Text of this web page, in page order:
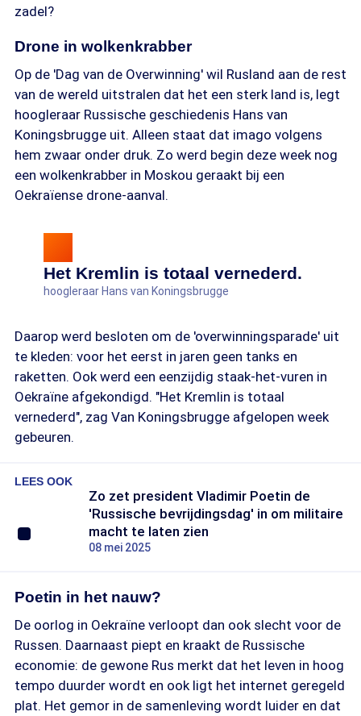
zadel?
Drone in wolkenkrabber
Op de 'Dag van de Overwinning' wil Rusland aan de rest
van de wereld uitstralen dat het een sterk land is, legt
hoogleraar Russische geschiedenis Hans van
Koningsbrugge uit. Alleen staat dat imago volgens
hem zwaar onder druk. Zo werd begin deze week nog
een wolkenkrabber in Moskou geraakt bij een
Oekraïense drone-aanval.
Het Kremlin is totaal vernederd.
hoogleraar Hans van Koningsbrugge
Daarop werd besloten om de 'overwinningsparade' uit
te kleden: voor het eerst in jaren geen tanks en
raketten. Ook werd een eenzijdig staak-het-vuren in
Oekraïne afgekondigd. "Het Kremlin is totaal
vernederd", zag Van Koningsbrugge afgelopen week
gebeuren.
LEES OOK
Zo zet president Vladimir Poetin de
'Russische bevrijdingsdag' in om militaire
macht te laten zien
08 mei 2025
Poetin in het nauw?
De oorlog in Oekraïne verloopt dan ook slecht voor de
Russen. Daarnaast piept en kraakt de Russische
economie: de gewone Rus merkt dat het leven in hoog
tempo duurder wordt en ook ligt het internet geregeld
plat. Het gemor in de samenleving wordt luider en dat